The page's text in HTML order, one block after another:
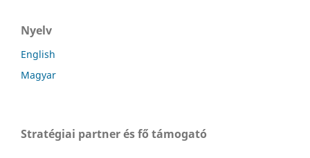
Nyelv
English
Magyar
Stratégiai partner és fő támogató